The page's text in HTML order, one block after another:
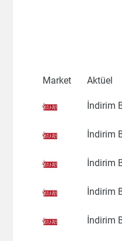
Market Aktüel
İndirim
İndirim
İndirim
İndirim
İndirim
İndirimleri